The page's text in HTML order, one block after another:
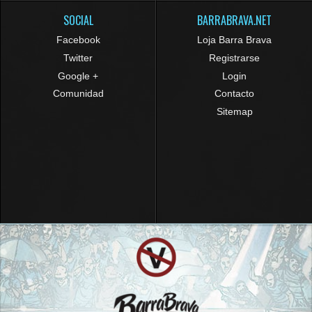
SOCIAL
Facebook
Twitter
Google +
Comunidad
BARRABRAVA.NET
Loja Barra Brava
Registrarse
Login
Contacto
Sitemap